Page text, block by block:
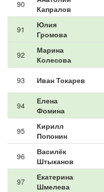
90
Капралов
91
Юлия
Громова
92
Марина
Колесова
93 Иван Токарев
94
Елена
Фомина
95
Кирилл
Попонин
96
Василёк
Штыканов
97
Екатерина
Шмелева